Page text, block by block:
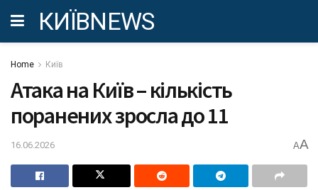
КИЇВNEWS
Home Київ
Атака на Київ – кількість
поранених зросла до 11
16.06.2026 AA